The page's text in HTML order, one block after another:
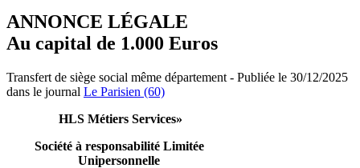
ANNONCE LÉGALE
Au capital de 1.000 Euros
Transfert de siège social même département - Publiée le 30/12/2025
dans le journal Le Parisien (60)
HLS Métiers Services»
Société à responsabilité Limitée
Unipersonnelle